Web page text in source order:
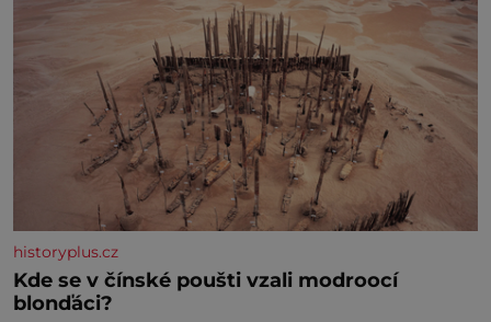
historyplus.cz
Kde se v čínské poušti vzali modroocí
blonďáci?